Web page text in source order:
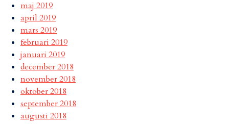
maj 2019
april 2019
mars 2019
februari 2019
januari 2019
december 2018
november 2018
oktober 2018
september 2018
augusti 2018